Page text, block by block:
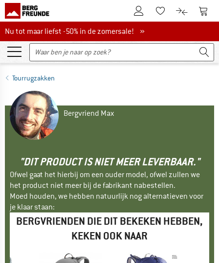
De klantenaccount
Naar deNaar de
Nu tot maar liefst -50% in de zomersale!
Nu tot maar liefst -50% in de zomersale! »
Tourrugzakken
Bergvriend Max
"DIT PRODUCT IS NIET MEER LEVERBAAR."
Ofwel gaat het hierbij om een ouder model, ofwel zullen we
het product niet meer bij de fabrikant nabestellen.
Moed houden, we hebben natuurlijk nog alternatieven voor
je klaar staan:
BERGVRIENDEN DIE DIT BEKEKEN HEBBEN,
KEKEN OOK NAAR